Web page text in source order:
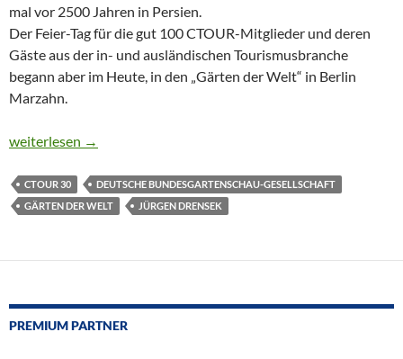
mal vor 2500 Jahren in Persien.
Der Feier-Tag für die gut 100 CTOUR-Mitglieder und deren
Gäste aus der in- und ausländischen Tourismusbranche
begann aber im Heute, in den „Gärten der Welt“ in Berlin
Marzahn.
SO VIEL GRÜN WAR NOCH NIE!
weiterlesen →
CTOUR 30
DEUTSCHE BUNDESGARTENSCHAU-GESELLSCHAFT
GÄRTEN DER WELT
JÜRGEN DRENSEK
PREMIUM PARTNER